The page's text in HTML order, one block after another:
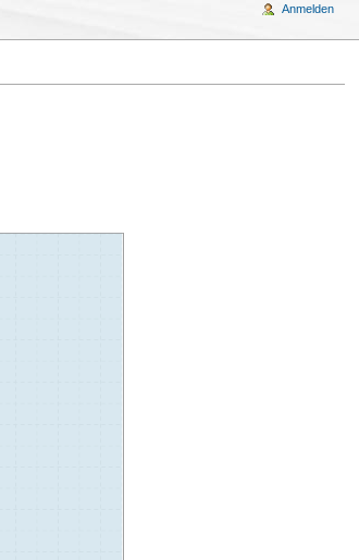
Anmelden